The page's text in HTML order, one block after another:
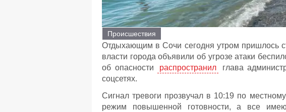
Происшествия
Отдыхающим в Сочи сегодня утром пришлось
власти города объявили об угрозе атаки
об опасности
распространил
глава
соцсетях.
Сигнал тревоги прозвучал в 10:19 по
режим повышенной готовности, а все